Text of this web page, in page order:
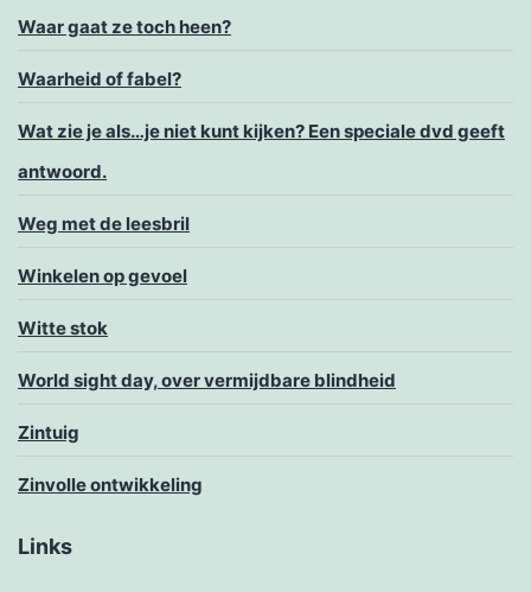
Waar gaat ze toch heen?
Waarheid of fabel?
Wat zie je als…je niet kunt kijken? Een speciale dvd geeft
antwoord.
Weg met de leesbril
Winkelen op gevoel
Witte stok
World sight day, over vermijdbare blindheid
Zintuig
Zinvolle ontwikkeling
Links